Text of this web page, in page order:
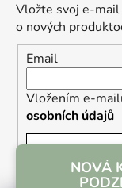
Vložte svoj e-mail
o nových
Email
Vložením e-
osobních údajů
NOVÁ